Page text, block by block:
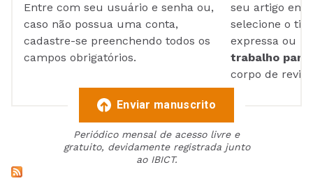
Entre com seu usuário e senha ou,
caso não possua uma conta,
cadastre-se preenchendo todos os
campos obrigatórios.
seu artigo em
selecione o
expressa ou
trabalho para
corpo de
Enviar manuscrito
Periódico mensal de acesso livre e
gratuito, devidamente registrada junto
ao IBICT.